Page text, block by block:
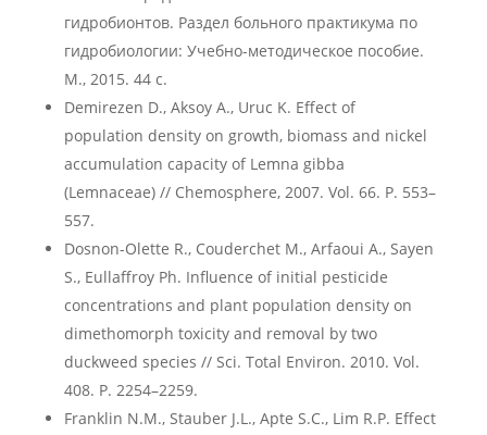
гидробионтов. Раздел больного практикума по
гидробиологии: Учебно-методическое пособие.
М., 2015. 44 с.
Demirezen D., Aksoy A., Uruc K. Effect of
population density on growth, biomass and nickel
accumulation capacity of Lemna gibba
(Lemnaceae) // Chemosphere, 2007. Vol. 66. P. 553–
557.
Dosnon-Olette R., Couderchet M., Arfaoui A., Sayen
S., Eullaffroy Ph. Influence of initial pesticide
concentrations and plant population density on
dimethomorph toxicity and removal by two
duckweed species // Sci. Total Environ. 2010. Vol.
408. P. 2254–2259.
Franklin N.M., Stauber J.L., Apte S.C., Lim R.P. Effect